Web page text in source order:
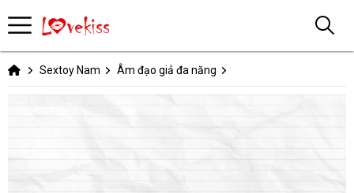
Sextoy Nam Âm đạo giả đa năng